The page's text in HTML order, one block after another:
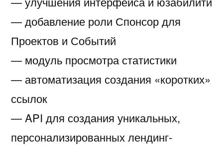
— добавление роли Спонсор для
Проектов и Событий
— модуль просмотра статистики
— автоматизация создания «коротких»
ссылок
— API для создания уникальных,
персонализированных лендинг-